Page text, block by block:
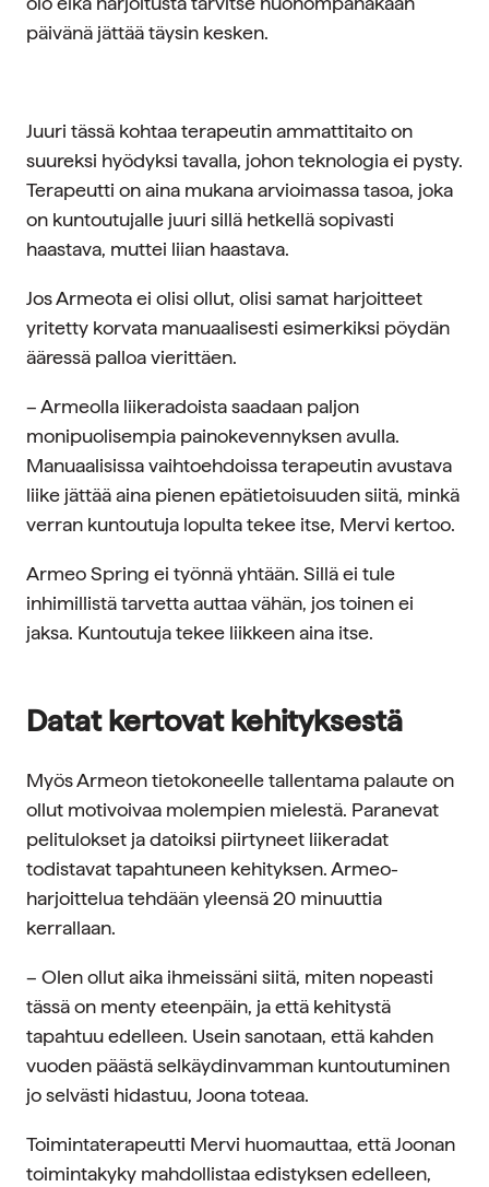
päivänä jättää täysin kesken.
Juuri tässä kohtaa terapeutin ammattitaito on
suureksi hyödyksi tavalla, johon teknologia ei pysty.
Terapeutti on aina mukana arvioimassa tasoa, joka
on kuntoutujalle juuri sillä hetkellä sopivasti
haastava, muttei liian haastava.
Jos Armeota ei olisi ollut, olisi samat harjoitteet
yritetty korvata manuaalisesti esimerkiksi pöydän
ääressä palloa vierittäen.
– Armeolla liikeradoista saadaan paljon
monipuolisempia painokevennyksen avulla.
Manuaalisissa vaihtoehdoissa terapeutin avustava
liike jättää aina pienen epätietoisuuden siitä, minkä
verran kuntoutuja lopulta tekee itse, Mervi kertoo.
Armeo Spring ei työnnä yhtään. Sillä ei tule
inhimillistä tarvetta auttaa vähän, jos toinen ei
jaksa. Kuntoutuja tekee liikkeen aina itse.
Datat kertovat kehityksestä
Myös Armeon tietokoneelle tallentama palaute on
ollut motivoivaa molempien mielestä. Paranevat
pelitulokset ja datoiksi piirtyneet liikeradat
todistavat tapahtuneen kehityksen. Armeo-
harjoittelua tehdään yleensä 20 minuuttia
kerrallaan.
– Olen ollut aika ihmeissäni siitä, miten nopeasti
tässä on menty eteenpäin, ja että kehitystä
tapahtuu edelleen. Usein sanotaan, että kahden
vuoden päästä selkäydinvamman kuntoutuminen
jo selvästi hidastuu, Joona toteaa.
Toimintaterapeutti Mervi huomauttaa, että Joonan
toimintakyky mahdollistaa edistyksen edelleen,